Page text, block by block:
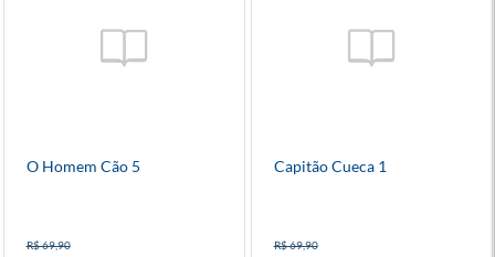
O Homem Cão 5
R$ 69,90
Capitão Cueca 1
R$ 69,90